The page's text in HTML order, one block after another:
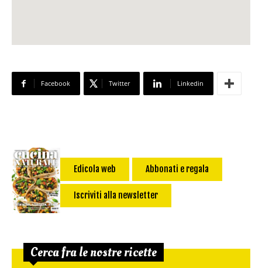
Facebook Twitter Linkedin
Edicola web Abbonati e regala
Iscriviti alla newsletter
Cerca fra le nostre ricette